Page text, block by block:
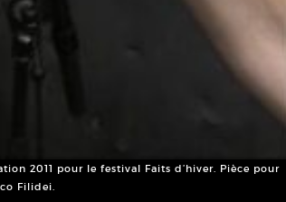
2011 pour le festival Faits d’hiver. Pièce pour
Filidei.